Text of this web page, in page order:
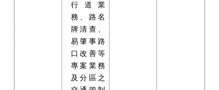
行道業
務、路名
牌清查、
易肇事路
口改善等
專案業務
及分區之